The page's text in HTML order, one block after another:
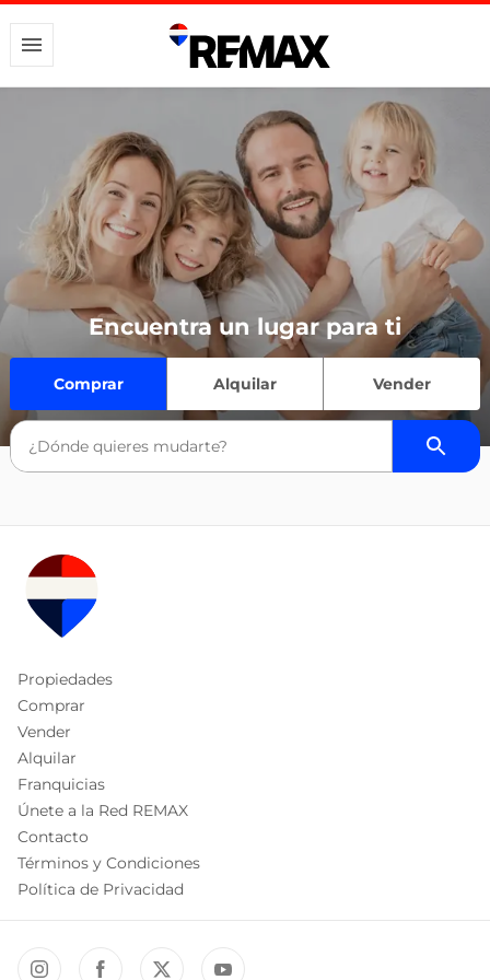
Encuentra un lugar para ti
Comprar Alquilar Vender
Propiedades
Comprar
Vender
Alquilar
Franquicias
Únete a la Red REMAX
Contacto
Términos y Condiciones
Política de Privacidad